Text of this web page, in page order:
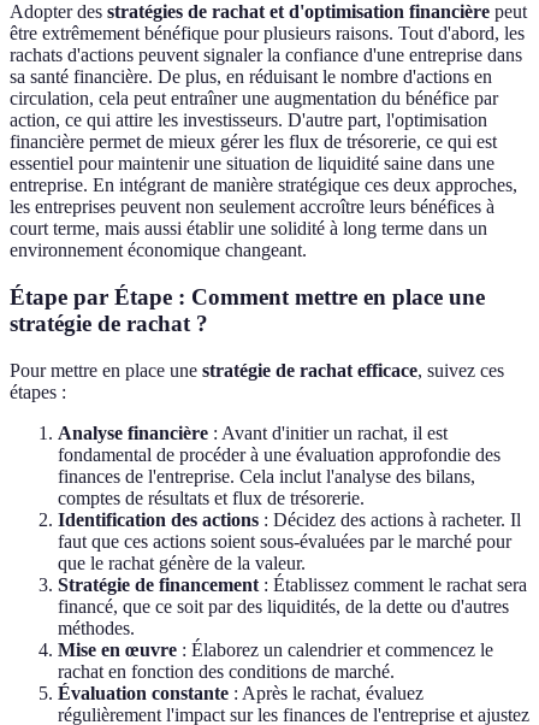
Adopter des stratégies de rachat et d'optimisation financière peut
être extrêmement bénéfique pour plusieurs raisons. Tout d'abord, les
rachats d'actions peuvent signaler la confiance d'une entreprise dans
sa santé financière. De plus, en réduisant le nombre d'actions en
circulation, cela peut entraîner une augmentation du bénéfice par
action, ce qui attire les investisseurs. D'autre part, l'optimisation
financière permet de mieux gérer les flux de trésorerie, ce qui est
essentiel pour maintenir une situation de liquidité saine dans une
entreprise. En intégrant de manière stratégique ces deux approches,
les entreprises peuvent non seulement accroître leurs bénéfices à
court terme, mais aussi établir une solidité à long terme dans un
environnement économique changeant.
Étape par Étape : Comment mettre en place une
stratégie de rachat ?
Pour mettre en place une stratégie de rachat efficace, suivez ces
étapes :
Analyse financière : Avant d'initier un rachat, il est
fondamental de procéder à une évaluation approfondie des
finances de l'entreprise. Cela inclut l'analyse des bilans,
comptes de résultats et flux de trésorerie.
Identification des actions : Décidez des actions à racheter. Il
faut que ces actions soient sous-évaluées par le marché pour
que le rachat génère de la valeur.
Stratégie de financement : Établissez comment le rachat sera
financé, que ce soit par des liquidités, de la dette ou d'autres
méthodes.
Mise en œuvre : Élaborez un calendrier et commencez le
rachat en fonction des conditions de marché.
Évaluation constante : Après le rachat, évaluez
régulièrement l'impact sur les finances de l'entreprise et ajustez